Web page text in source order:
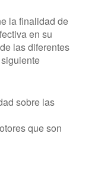
la finalidad de
en su
de las diferentes
sobre las
que son